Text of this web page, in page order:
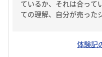
ているか、それは合って
ての理解、自分が売った
体験記